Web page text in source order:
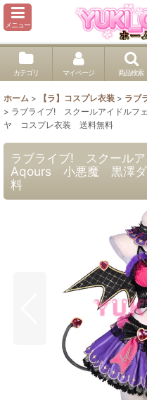
メニュー
カテゴリ マイページ 商品検索
ホーム > 【ラ】コスプレ衣装 > ラブ
> ラブライブ! スクールアイドル
ヤ コスプレ衣装 送料無料
ラブライブ! スクール
Aqours 小悪魔 黒澤
料